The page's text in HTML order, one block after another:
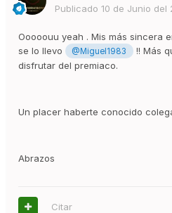
Publicado 10 de Junio del
Ooooouu yeah . Mis más sincera
se lo llevo
@Miguel1983
!! Más
disfrutar del premiaco.
Un placer haberte conocido
Abrazos
Citar